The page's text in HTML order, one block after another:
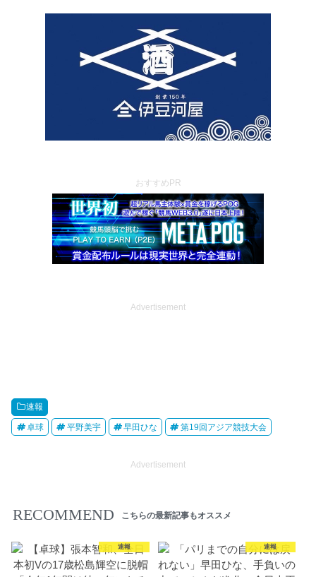
おすすめPR
Advertisement
速報
卓球 平野美宇 早田ひな 第19回アジア競技大会
Advertisement
RECOMMEND こちらの最新記事もオススメ
速報 速報